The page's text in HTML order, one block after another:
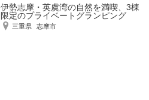
伊勢志摩・英虞湾の自然を満喫、3棟
限定のプライベートグランピング
三重県 志摩市